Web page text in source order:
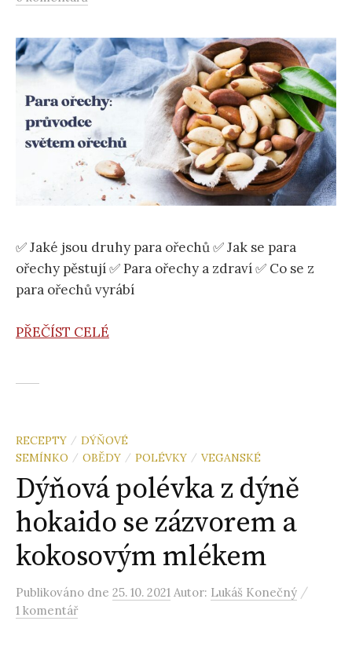
✅ Jaké jsou druhy para ořechů ✅ Jak se para
ořechy pěstují ✅ Para ořechy a zdraví ✅ Co se z
para ořechů vyrábí
PŘEČÍST CELÉ
RECEPTY / DÝŇOVÉ
SEMÍNKO / OBĚDY / POLÉVKY / VEGANSKÉ
Dýňová polévka z dýně
hokaido se zázvorem a
kokosovým mlékem
Publikováno dne 25. 10. 2021 Autor: Lukáš Konečný /
1 komentář